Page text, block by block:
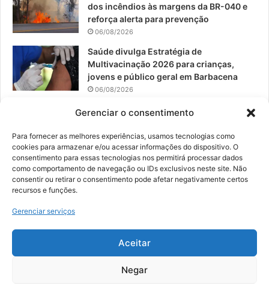
Gerenciar o consentimento
Para fornecer as melhores experiências, usamos tecnologias como
cookies para armazenar e/ou acessar informações do dispositivo. O
consentimento para essas tecnologias nos permitirá processar dados
como comportamento de navegação ou IDs exclusivos neste site. Não
consentir ou retirar o consentimento pode afetar negativamente certos
recursos e funções.
Gerenciar serviços
Aceitar
Negar
dos incêndios às margens da BR-040 e
reforça alerta para prevenção
06/08/2026
Saúde divulga Estratégia de
Multivacinação 2026 para crianças,
jovens e público geral em Barbacena
06/08/2026
PROCON de Barbacena divulga ranking
período de Janeiro a Julho de 2026
06/08/2026
© 2026, Todos os direitos reservados | Desenvolvido por:
Digital Business| Hospedado por:NP Publicidade
Fale Conosco
Sobre Nós
Política de Segurança e Privacidade